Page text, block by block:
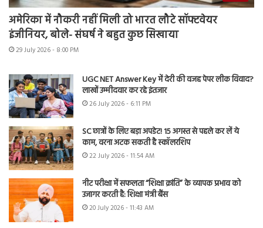
अमेरिका में नौकरी नहीं मिली तो भारत लौटे सॉफ्टवेयर
इंजीनियर, बोले- संघर्ष ने बहुत कुछ सिखाया
29 July 2026 - 8:00 PM
UGC NET Answer Key में देरी की वजह पेपर लीक विवाद?
लाखों उम्मीदवार कर रहे इंतजार
26 July 2026 - 6:11 PM
SC छात्रों के लिए बड़ा अपडेट! 15 अगस्त से पहले कर लें ये
काम, वरना अटक सकती है स्कॉलरशिप
22 July 2026 - 11:54 AM
नीट परीक्षा में सफलता “शिक्षा क्रांति” के व्यापक प्रभाव को
उजागर करती है: शिक्षा मंत्री बैंस
20 July 2026 - 11:43 AM